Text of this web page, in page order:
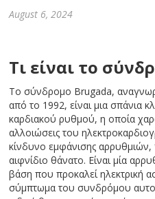
August 6, 2024
Τι είναι το
Το σύνδρομο Brugada,
από το 1992, είναι μια σπάνια
καρδιακού ρυθμού, η οποία
αλλοιώσεις του
κίνδυνο εμφάνισης
αιφνίδιο θάνατο. Είναι μία
βάση που προκαλεί ηλεκτρική
σύμπτωμα του συνδρόμου